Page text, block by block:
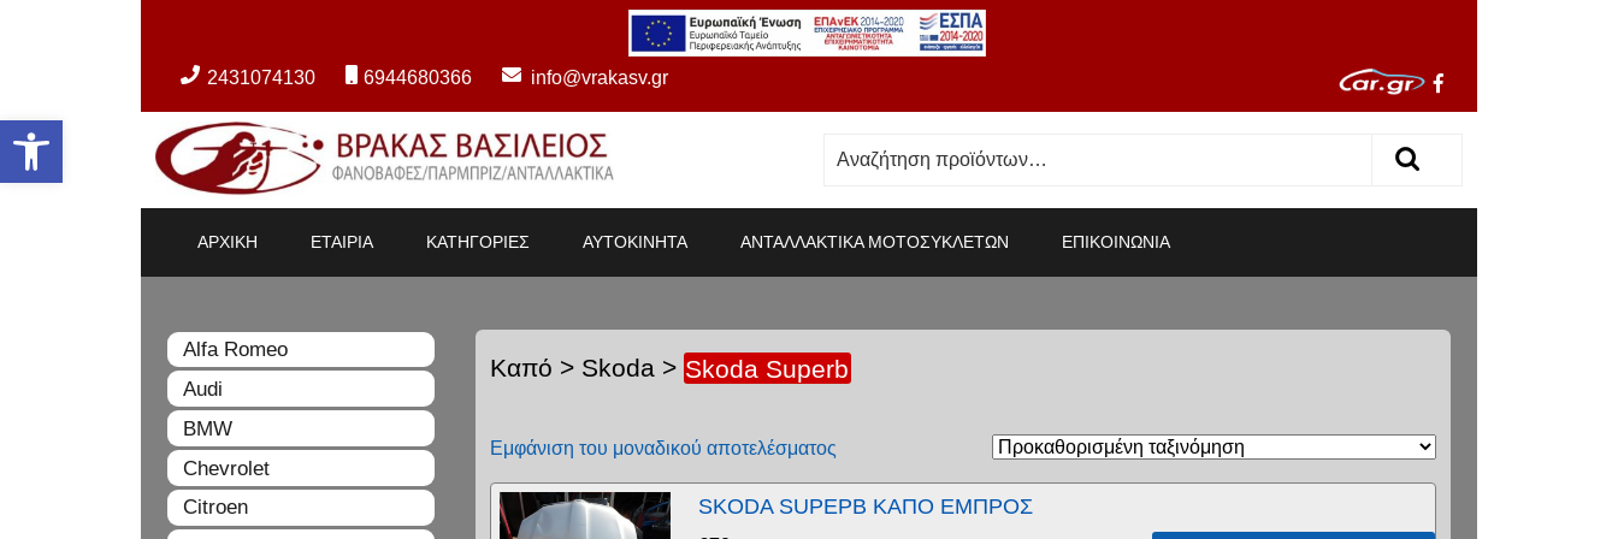
Ανοίξτε τη γραμμή εργαλείων
2431074130 6944680366 info@vrakasv.gr
ΑΡΧΙΚΗ ΕΤΑΙΡΙΑ ΚΑΤΗΓΟΡΙΕΣ ΑΥΤΟΚΙΝΗΤΑ ΑΝΤΑΛΛΑΚΤΙΚΑ ΜΟΤΟΣΥΚΛΕΤΩΝ ΕΠΙΚΟΙΝΩΝΙΑ
Καπό > Skoda> Skoda Superb
Εμφάνιση του μοναδικού αποτελέσματος
SKODA SUPΕΡΒ ΚΑΠΟ ΕΜΠΡΟΣ
Alfa Romeo
Audi
BMW
Chevrolet
Citroen